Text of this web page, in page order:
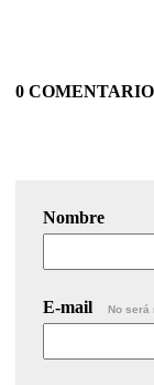
0
Nombre
E-mail No será